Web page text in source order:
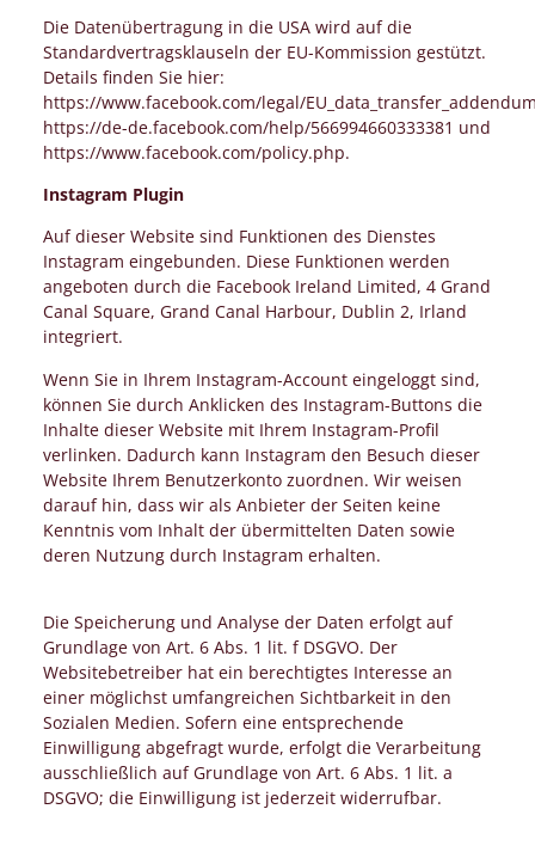
Die Datenübertragung in die USA wird auf die
Standardvertragsklauseln der EU-Kommission gestützt.
Details finden Sie hier:
https://www.facebook.com/legal/
https://de-de.facebook.com/help/566994660333381 und
https://www.facebook.com/policy.php.
Instagram Plugin
Auf dieser Website sind Funktionen des Dienstes
Instagram eingebunden. Diese Funktionen werden
angeboten durch die Facebook Ireland Limited, 4 Grand
Canal Square, Grand Canal Harbour, Dublin 2, Irland
integriert.
Wenn Sie in Ihrem Instagram-Account eingeloggt sind,
können Sie durch Anklicken des Instagram-Buttons die
Inhalte dieser Website mit Ihrem Instagram-Profil
verlinken. Dadurch kann Instagram den Besuch dieser
Website Ihrem Benutzerkonto zuordnen. Wir weisen
darauf hin, dass wir als Anbieter der Seiten keine
Kenntnis vom Inhalt der übermittelten Daten sowie
deren Nutzung durch Instagram erhalten.
Die Speicherung und Analyse der Daten erfolgt auf
Grundlage von Art. 6 Abs. 1 lit. f DSGVO. Der
Websitebetreiber hat ein berechtigtes Interesse an
einer möglichst umfangreichen Sichtbarkeit in den
Sozialen Medien. Sofern eine entsprechende
Einwilligung abgefragt wurde, erfolgt die Verarbeitung
ausschließlich auf Grundlage von Art. 6 Abs. 1 lit. a
DSGVO; die Einwilligung ist jederzeit widerrufbar.